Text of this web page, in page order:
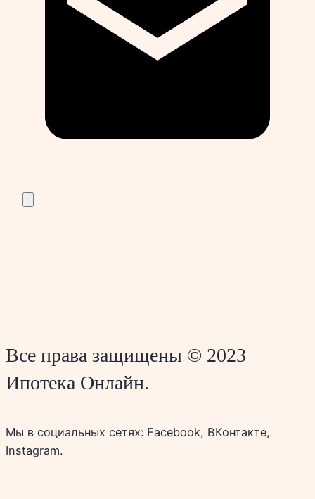
Все права защищены © 2023
Ипотека Онлайн.
Мы в социальных сетях: Facebook, ВКонтакте,
Instagram.